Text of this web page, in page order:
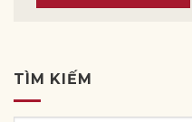
TÌM KIẾM